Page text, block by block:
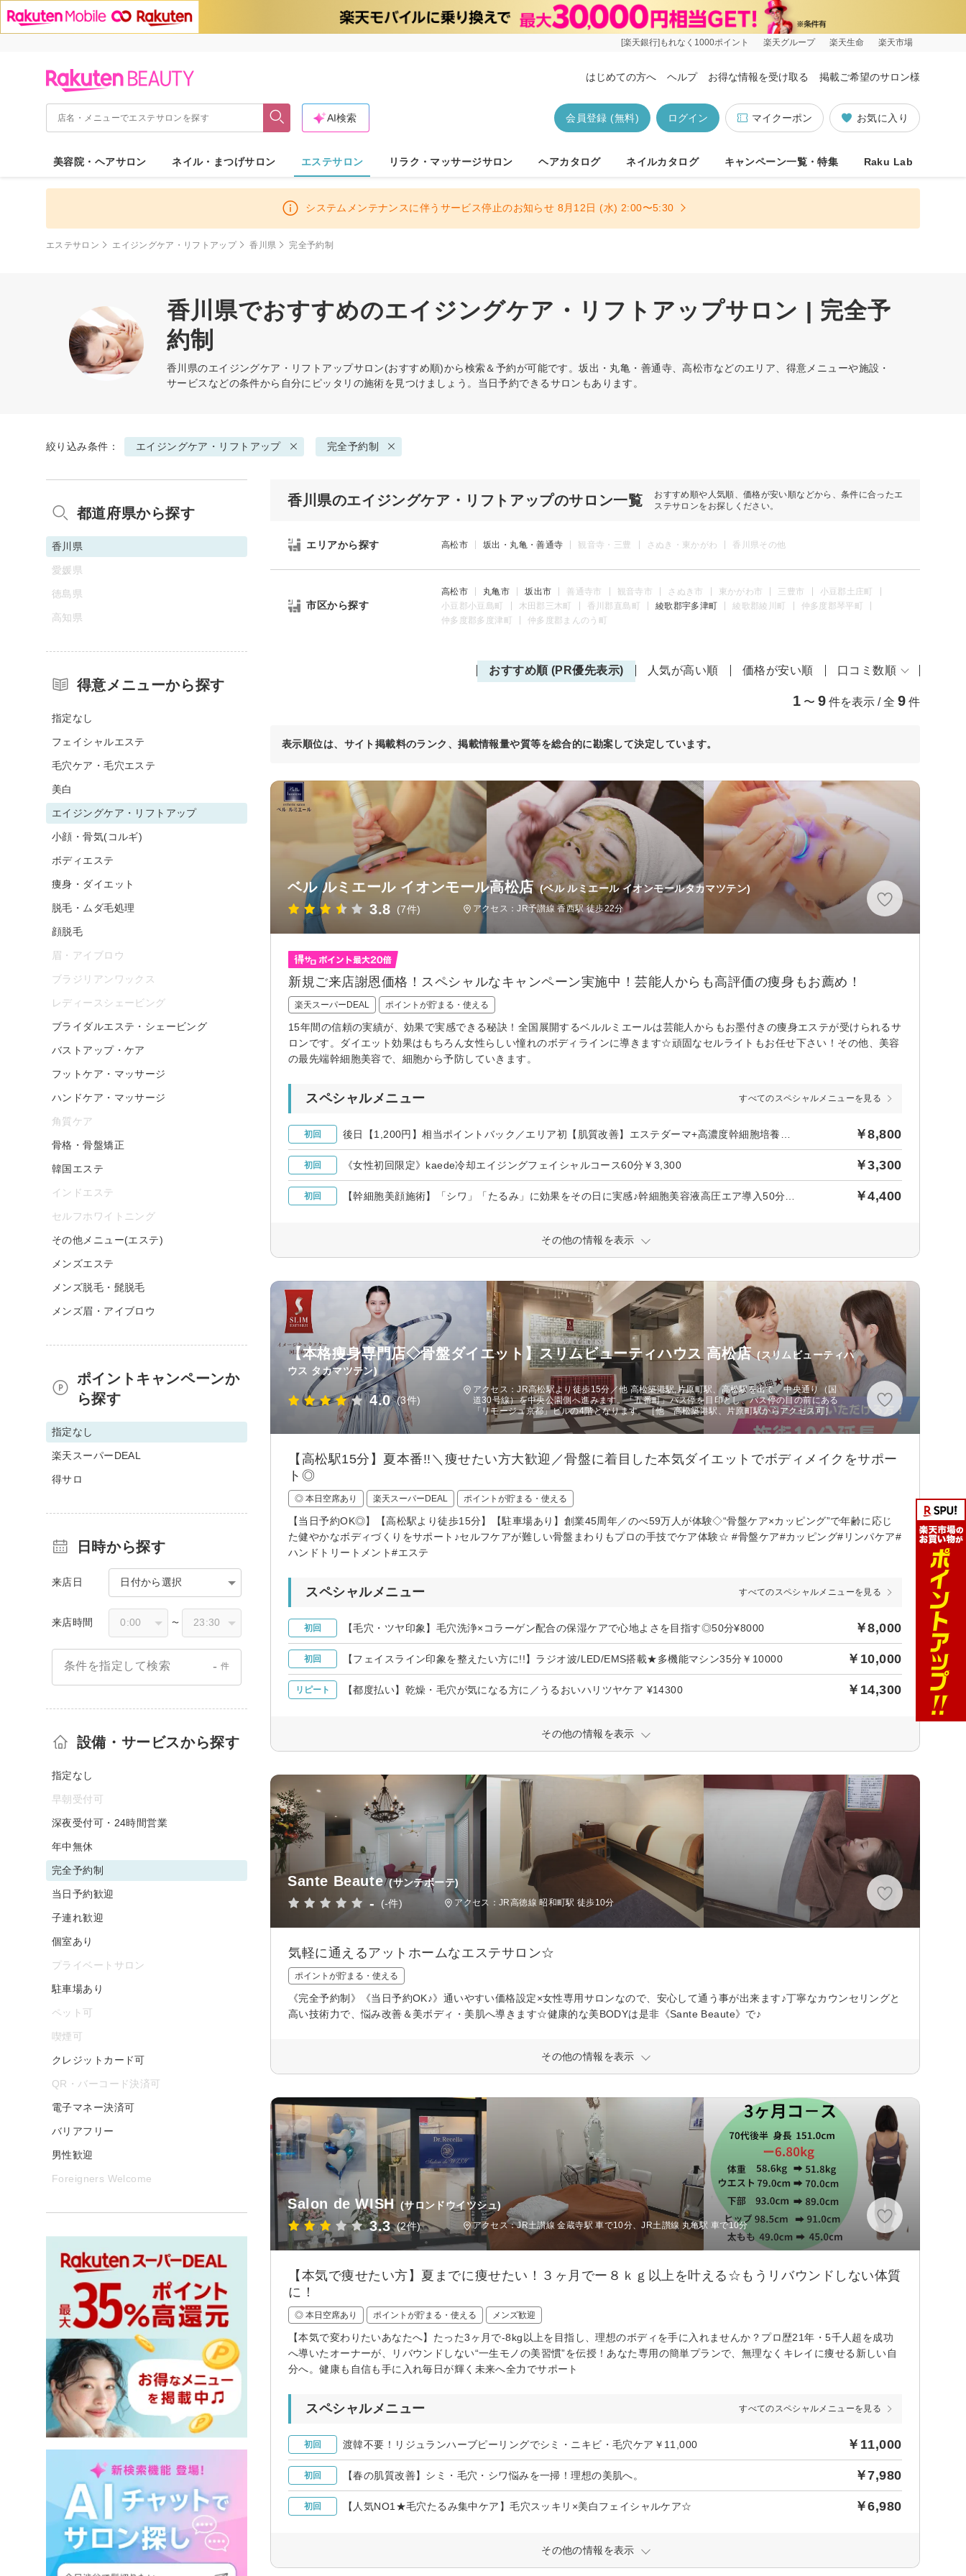
[楽天銀行]もれなく1000ポイント 楽天グループ 楽天生命 楽天市場
はじめての方へ ヘルプ お得な情報を受け取る 掲載ご希望のサロン様
お気に入り
マイクーポン
ログイン
会員登録 (無料)
AI検索
美容院・ヘアサロン ネイル・まつげサロン エステサロン リラク・マッサージサロン ヘアカタログ ネイルカタログ キャンペーン一覧・特集 Raku Lab
システムメンテナンスに伴うサービス停止のお知らせ 8月12日 (水) 2:00〜5:30
エステサロン エイジングケア・リフトアップ 香川県 完全予約制
香川県でおすすめのエイジングケア・リフトアップサロン | 完全予
約制
香川県のエイジングケア・リフトアップサロン(おすすめ順)から検索＆予約が可能です。坂出・丸亀・善通寺、高松市などのエリア、得意メニューや施設・
サービスなどの条件から自分にピッタリの施術を見つけましょう。当日予約できるサロンもあります。
絞り込み条件： エイジングケア・リフトアップ 完全予約制
香川県のエイジングケア・リフトアップのサロン一覧
おすすめ順や人気順、価格が安い順などから、条件に合ったエ
ステサロンをお探しください。
エリアから探す 高松市 坂出・丸亀・善通寺 観音寺・三豊 さぬき・東かがわ 香川県その他
市区から探す
高松市 丸亀市 坂出市 善通寺市 観音寺市 さぬき市 東かがわ市 三豊市
小豆郡土庄町
小豆郡小豆島町
木田郡三木町 香川郡直島町 綾歌郡宇多津町 綾歌郡綾川町
仲多度郡琴平町
仲多度郡多度津町
仲多度郡まんのう町
おすすめ順 (PR優先表示) 人気が高い順 価格が安い順 口コミ数順
1 〜 9 件を表示 / 全 9 件
表示順位は、サイト掲載料のランク、掲載情報量や質等を総合的に勘案して決定しています。
ベル ルミエール イオンモール高松店 (ベル ルミエール イオンモールタカマツテン)
3.8 (7件) アクセス：JR予讃線 香西駅 徒歩22分
新規ご来店謝恩価格！スペシャルなキャンペーン実施中！芸能人からも高評価の痩身もお薦め！
楽天スーパーDEAL ポイントが貯まる・使える
15年間の信頼の実績が、効果で実感できる秘訣！全国展開するベルルミエールは芸能人からもお墨付きの痩身エステが受けられるサ
ロンです。ダイエット効果はもちろん女性らしい憧れのボディラインに導きます☆頑固なセルライトもお任せ下さい！その他、美容
の最先端幹細胞美容で、細胞から予防していきます。
スペシャルメニュー すべてのスペシャルメニューを見る
初回 ￥8,800
初回 《女性初回限定》kaede冷却エイジングフェイシャルコース60分￥3,300 ￥3,300
初回 ￥4,400
その他の情報を表示
【本格痩身専門店◇骨盤ダイエット】スリムビューティハウス 高松店 (スリムビューティハ
ウス タカマツテン)
4.0 (3件)
アクセス：JR高松駅より徒歩15分／他 高松築港駅,片原町駅、高松駅を出て、中央通り（国
道30号線）を中央公園側へ進みます。「五番町」バス停を目印とし、バス停の目の前にある
「リモージュ京都」ビルの4階となります。［他 高松築港駅、片原町駅からアクセス可］
【高松駅15分】夏本番!!＼痩せたい方大歓迎／骨盤に着目した本気ダイエットでボディメイクをサポー
ト◎
◎ 本日空席あり 楽天スーパーDEAL ポイントが貯まる・使える
【当日予約OK◎】【高松駅より徒歩15分】【駐車場あり】創業45周年／のべ59万人が体験◇“骨盤ケア×カッピング”で年齢に応じ
た健やかなボディづくりをサポート♪セルフケアが難しい骨盤まわりもプロの手技でケア体験☆ #骨盤ケア#カッピング#リンパケア#
ハンドトリートメント#エステ
スペシャルメニュー すべてのスペシャルメニューを見る
初回 【毛穴・ツヤ印象】毛穴洗浄×コラーゲン配合の保湿ケアで心地よさを目指す◎50分¥8000 ￥8,000
初回 【フェイスライン印象を整えたい方に!!】ラジオ波/LED/EMS搭載★多機能マシン35分￥10000 ￥10,000
リピート 【都度払い】乾燥・毛穴が気になる方に／うるおいハリツヤケア ¥14300 ￥14,300
その他の情報を表示
Sante Beaute (サンテボーテ)
- (-件) アクセス：JR高徳線 昭和町駅 徒歩10分
気軽に通えるアットホームなエステサロン☆
ポイントが貯まる・使える
《完全予約制》《当日予約OK♪》通いやすい価格設定×女性専用サロンなので、安心して通う事が出来ます♪丁寧なカウンセリングと
高い技術力で、悩み改善＆美ボディ・美肌へ導きます☆健康的な美BODYは是非《Sante Beaute》で♪
その他の情報を表示
Salon de WISH (サロンドウイツシュ)
3.3 (2件) アクセス：JR土讃線 金蔵寺駅 車で10分、JR土讃線 丸亀駅 車で10分
【本気で痩せたい方】夏までに痩せたい！３ヶ月でー８ｋｇ以上を叶える☆もうリバウンドしない体質
に！
◎ 本日空席あり ポイントが貯まる・使える メンズ歓迎
【本気で変わりたいあなたへ】たった3ヶ月で-8kg以上を目指し、理想のボディを手に入れませんか？プロ歴21年・5千人超を成功
へ導いたオーナーが、リバウンドしない“一生モノの美習慣”を伝授！あなた専用の簡単プランで、無理なくキレイに痩せる新しい自
分へ。健康も自信も手に入れ毎日が輝く未来へ全力でサポート
スペシャルメニュー すべてのスペシャルメニューを見る
初回 渡韓不要！リジュランハーブピーリングでシミ・ニキビ・毛穴ケア￥11,000 ￥11,000
初回 【春の肌質改善】シミ・毛穴・シワ悩みを一掃！理想の美肌へ。 ￥7,980
初回 【人気NO1★毛穴たるみ集中ケア】毛穴スッキリ×美白フェイシャルケア☆ ￥6,980
その他の情報を表示
都道府県から探す
香川県
愛媛県
徳島県
高知県
得意メニューから探す
指定なし
フェイシャルエステ
毛穴ケア・毛穴エステ
美白
エイジングケア・リフトアップ
小顔・骨気(コルギ)
ボディエステ
痩身・ダイエット
脱毛・ムダ毛処理
顔脱毛
眉・アイブロウ
ブラジリアンワックス
レディースシェービング
ブライダルエステ・シェービング
バストアップ・ケア
フットケア・マッサージ
ハンドケア・マッサージ
角質ケア
骨格・骨盤矯正
韓国エステ
インドエステ
セルフホワイトニング
その他メニュー(エステ)
メンズエステ
メンズ脱毛・髭脱毛
メンズ眉・アイブロウ
ポイントキャンペーンか
ら探す
指定なし
楽天スーパーDEAL
得サロ
日時から探す
来店日 日付から選択
来店時間 〜
条件を指定して検索 - 件
設備・サービスから探す
指定なし
早朝受付可
深夜受付可・24時間営業
年中無休
完全予約制
当日予約歓迎
子連れ歓迎
個室あり
プライベートサロン
駐車場あり
ペット可
喫煙可
クレジットカード可
QR・バーコード決済可
電子マネー決済可
バリアフリー
男性歓迎
Foreigners Welcome